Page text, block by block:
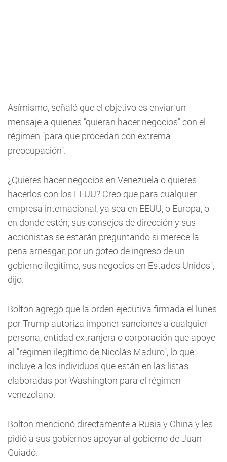
Asímismo, señaló que el objetivo es enviar un
mensaje a quienes "quieran hacer negocios" con el
régimen "para que procedan con extrema
preocupación".
¿Quieres hacer negocios en Venezuela o quieres
hacerlos con los EEUU? Creo que para cualquier
empresa internacional, ya sea en EEUU, o Europa, o
en donde estén, sus consejos de dirección y sus
accionistas se estarán preguntando si merece la
pena arriesgar, por un goteo de ingreso de un
gobierno ilegítimo, sus negocios en Estados Unidos",
dijo.
Bolton agregó que la orden ejecutiva firmada el lunes
por Trump autoriza imponer sanciones a cualquier
persona, entidad extranjera o corporación que apoye
al "régimen ilegítimo de Nicolás Maduro", lo que
incluye a los individuos que están en las listas
elaboradas por Washington para el régimen
venezolano.
Bolton mencionó directamente a Rusia y China y les
pidió a sus gobiernos apoyar al gobierno de Juan
Guiadó.